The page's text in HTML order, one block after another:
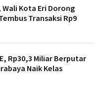
Wali Kota Eri Dorong
Transaksi Rp9
Rp30,3 Miliar Berputar
Naik Kelas